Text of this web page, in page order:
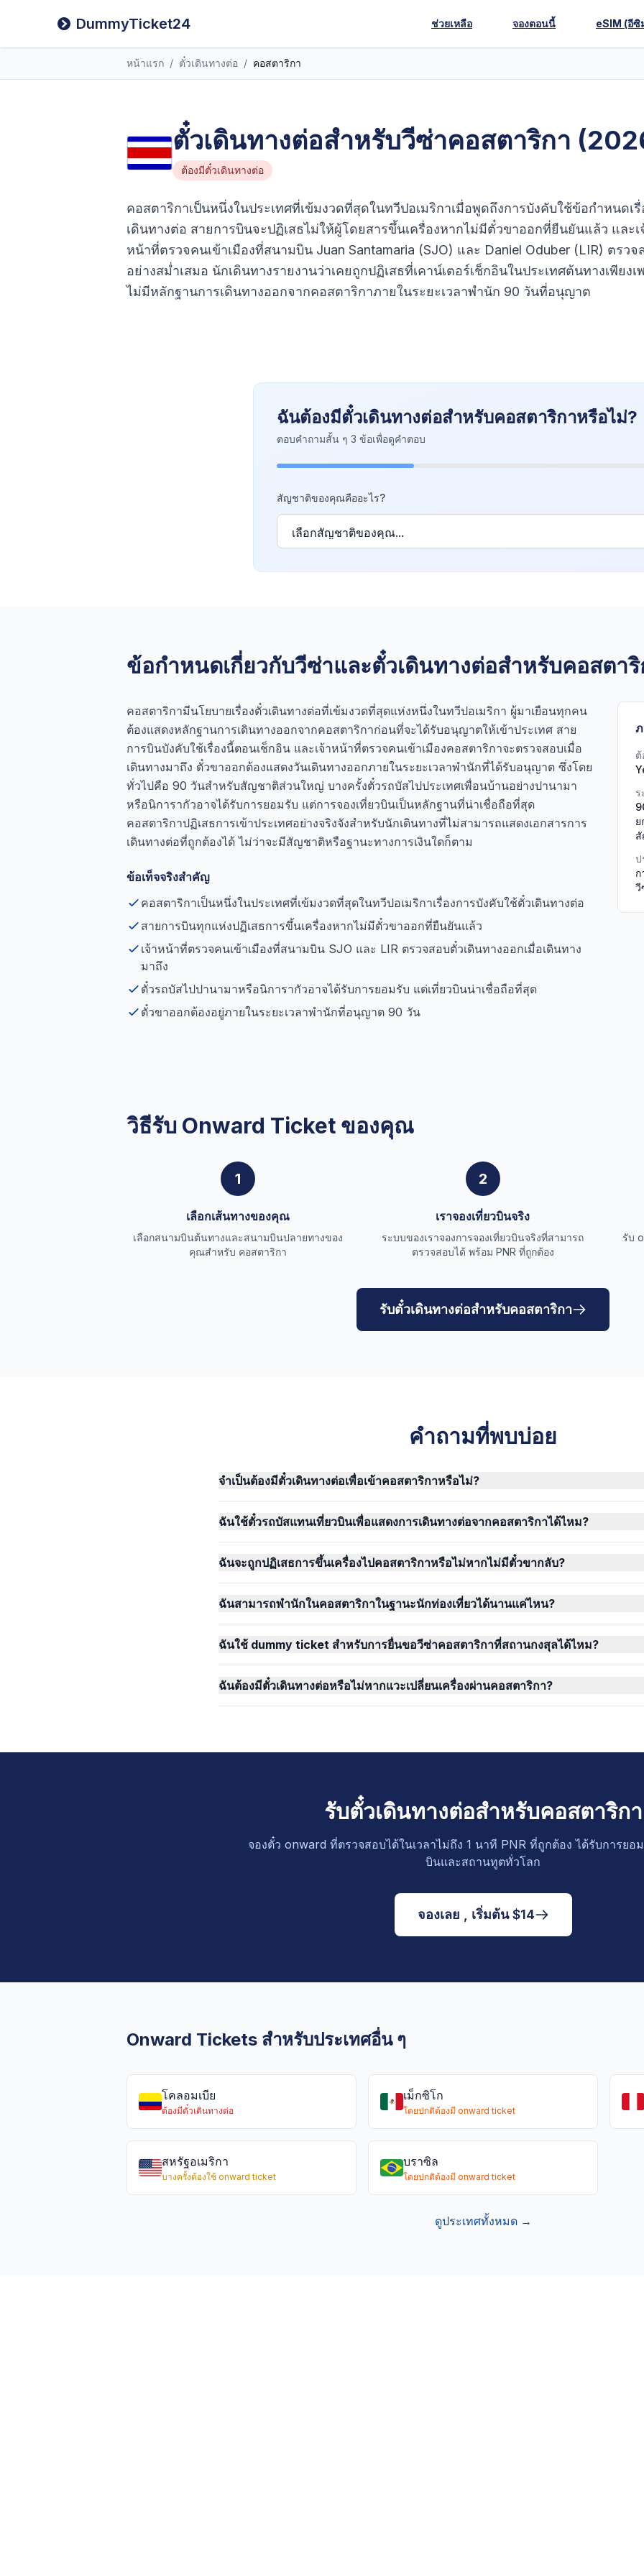
DummyTicket24 ช่วยเหลือ จองตอนนี้ eSIM (อีซิ
หน้าแรก / ตั๋วเดินทางต่อ / คอสตาริกา
ตั๋วเดินทางต่อสำหรับวีซ่าคอสตาริกา
ต้องมีตั๋วเดินทางต่อ
คอสตาริกาเป็นหนึ่งในประเทศที่เข้มงวดที่สุดในทวีปอเมริกาเมื่อพูดถึงการบังคับใช้ข้อกำหนดเรื่
เดินทางต่อ สายการบินจะปฏิเสธไม่ให้ผู้โดยสารขึ้นเครื่องหากไม่มีตั๋วขาออกที่ยืนยันแล้ว และเ
หน้าที่ตรวจคนเข้าเมืองที่สนามบิน Juan Santamaria (SJO) และ Daniel Oduber (LIR) ตรวจ
อย่างสม่ำเสมอ นักเดินทางรายงานว่าเคยถูกปฏิเสธที่เคาน์เตอร์เช็กอินในประเทศต้นทางเพียงเ
ไม่มีหลักฐานการเดินทางออกจากคอสตาริกาภายในระยะเวลาพำนัก 90 วันที่อนุญาต
ฉันต้องมีตั๋วเดินทางต่อสำหรับคอสตาริกาหรือไม่?
ตอบคำถามสั้น ๆ 3 ข้อเพื่อดูคำตอบ
สัญชาติของคุณคืออะไร?
ข้อกำหนดเกี่ยวกับวีซ่าและตั๋วเดินทางต่อสำหรับคอสตาริ
คอสตาริกามีนโยบายเรื่องตั๋วเดินทางต่อที่เข้มงวดที่สุดแห่งหนึ่งในทวีปอเมริกา ผู้มาเยือนทุกคน
ต้องแสดงหลักฐานการเดินทางออกจากคอสตาริกาก่อนที่จะได้รับอนุญาตให้เข้าประเทศ สาย
การบินบังคับใช้เรื่องนี้ตอนเช็กอิน และเจ้าหน้าที่ตรวจคนเข้าเมืองคอสตาริกาจะตรวจสอบเมื่อ
เดินทางมาถึง ตั๋วขาออกต้องแสดงวันเดินทางออกภายในระยะเวลาพำนักที่ได้รับอนุญาต ซึ่งโดย
ทั่วไปคือ 90 วันสำหรับสัญชาติส่วนใหญ่ บางครั้งตั๋วรถบัสไปประเทศเพื่อนบ้านอย่างปานามา
หรือนิการากัวอาจได้รับการยอมรับ แต่การจองเที่ยวบินเป็นหลักฐานที่น่าเชื่อถือที่สุด
คอสตาริกาปฏิเสธการเข้าประเทศอย่างจริงจังสำหรับนักเดินทางที่ไม่สามารถแสดงเอกสารการ
เดินทางต่อที่ถูกต้องได้ ไม่ว่าจะมีสัญชาติหรือฐานะทางการเงินใดก็ตาม
ข้อเท็จจริงสำคัญ
คอสตาริกาเป็นหนึ่งในประเทศที่เข้มงวดที่สุดในทวีปอเมริกาเรื่องการบังคับใช้ตั๋วเดินทางต่อ
สายการบินทุกแห่งปฏิเสธการขึ้นเครื่องหากไม่มีตั๋วขาออกที่ยืนยันแล้ว
เจ้าหน้าที่ตรวจคนเข้าเมืองที่สนามบิน SJO และ LIR ตรวจสอบตั๋วเดินทางออกเมื่อเดินทาง
มาถึง
ตั๋วรถบัสไปปานามาหรือนิการากัวอาจได้รับการยอมรับ แต่เที่ยวบินน่าเชื่อถือที่สุด
ตั๋วขาออกต้องอยู่ภายในระยะเวลาพำนักที่อนุญาต 90 วัน
ต้
ร
ป
ก
วี
วิธีรับ Onward Ticket ของคุณ
1
เลือกเส้นทางของคุณ
เลือกสนามบินต้นทางและสนามบินปลายทางของ
คุณสำหรับ คอสตาริกา
2
เราจองเที่ยวบินจริง
ระบบของเราจองการจองเที่ยวบินจริงที่สามารถ
ตรวจสอบได้ พร้อม PNR ที่ถูกต้อง
รับ
รับตั๋วเดินทางต่อสำหรับคอสตาริกา
คำถามที่พบบ่อย
จำเป็นต้องมีตั๋วเดินทางต่อเพื่อเข้าคอสตาริกาหรือไม่?
ฉันใช้ตั๋วรถบัสแทนเที่ยวบินเพื่อแสดงการเดินทางต่อจากคอสตาริกาได้ไหม?
ฉันจะถูกปฏิเสธการขึ้นเครื่องไปคอสตาริกาหรือไม่หากไม่มีตั๋วขากลับ?
ฉันสามารถพำนักในคอสตาริกาในฐานะนักท่องเที่ยวได้นานแค่ไหน?
ฉันใช้ dummy ticket สำหรับการยื่นขอวีซ่าคอสตาริกาที่สถานกงสุลได้ไหม?
ฉันต้องมีตั๋วเดินทางต่อหรือไม่หากแวะเปลี่ยนเครื่องผ่านคอสตาริกา?
รับตั๋วเดินทางต่อสำหรับคอสตาริกา
จองตั๋ว onward ที่ตรวจสอบได้ในเวลาไม่ถึง 1 นาที PNR ที่ถูกต้อง ได้รับการยอ
บินและสถานทูตทั่วโลก
จองเลย , เริ่มต้น $14
Onward Tickets สำหรับประเทศอื่น ๆ
โคลอมเบีย
ต้องมีตั๋วเดินทางต่อ
เม็กซิโก
โดยปกติต้องมี onward ticket
สหรัฐอเมริกา
บางครั้งต้องใช้ onward ticket
บราซิล
โดยปกติต้องมี onward ticket
ดูประเทศทั้งหมด →